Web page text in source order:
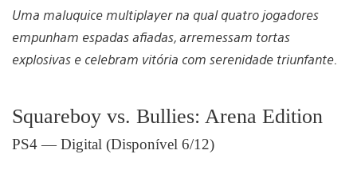
Uma maluquice multiplayer na qual quatro jogadores
empunham espadas afiadas, arremessam tortas
explosivas e celebram vitória com serenidade triunfante.
Squareboy vs. Bullies: Arena Edition
PS4 — Digital (Disponível 6/12)